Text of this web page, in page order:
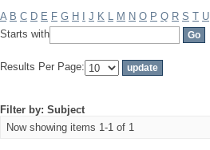
A B C D E F G H J K L M N O P Q R S T U
Starts with
Results Per Page:
Filter by: Subject
Now showing items 1-1 of 1